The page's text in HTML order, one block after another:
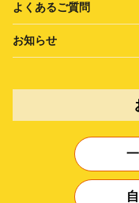
よくあるご質問
お知らせ